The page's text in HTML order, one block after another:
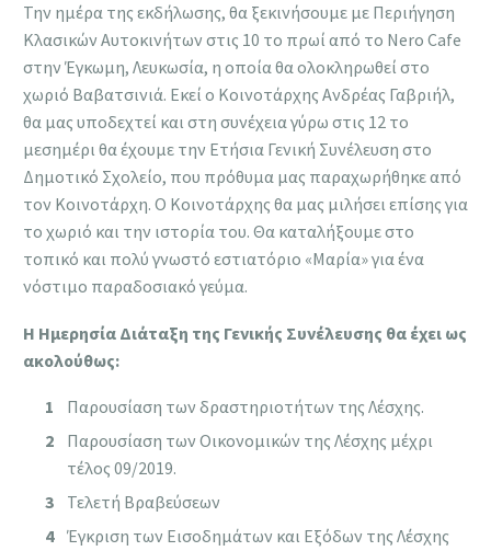
Την ημέρα της εκδήλωσης, θα ξεκινήσουμε με Περιήγηση
Κλασικών Αυτοκινήτων στις 10 το πρωί από το Nero Cafe
στην Έγκωμη, Λευκωσία, η οποία θα ολοκληρωθεί στο
χωριό Βαβατσινιά. Εκεί ο Κοινοτάρχης Ανδρέας Γαβριήλ,
θα μας υποδεχτεί και στη συνέχεια γύρω στις 12 το
μεσημέρι θα έχουμε την Ετήσια Γενική Συνέλευση στο
Δημοτικό Σχολείο, που πρόθυμα μας παραχωρήθηκε από
τον Κοινοτάρχη. Ο Κοινοτάρχης θα μας μιλήσει επίσης για
το χωριό και την ιστορία του. Θα καταλήξουμε στο
τοπικό και πολύ γνωστό εστιατόριο «Μαρία» για ένα
νόστιμο παραδοσιακό γεύμα.
Η Ημερησία Διάταξη της Γενικής Συνέλευσης θα έχει ως
ακολούθως:
Παρουσίαση των δραστηριοτήτων της Λέσχης.
Παρουσίαση των Οικονομικών της Λέσχης μέχρι
τέλος 09/2019.
Τελετή Βραβεύσεων
Έγκριση των Εισοδημάτων και Εξόδων της Λέσχης